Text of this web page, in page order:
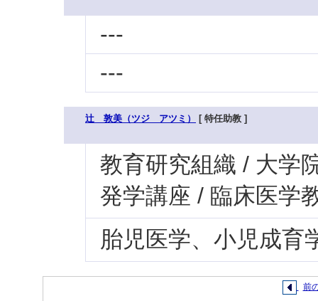
---
---
辻 敦美（ツジ アツミ） [ 特任助教 ]
教育研究組織 / 大学
発学講座 / 臨床医学
胎児医学、小児成育
前